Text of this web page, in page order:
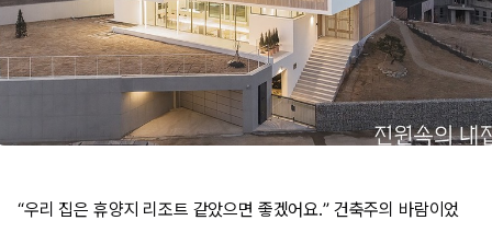
“우리 집은 휴양지 리조트 같았으면 좋겠어요.” 건축주의 바람이었